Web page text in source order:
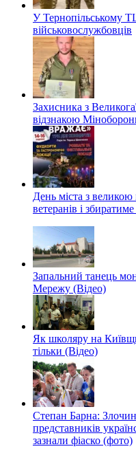
У Тернопільському
військовослужбовців
Захисника з
відзнакою
День міста з великою
ветеранів і
Запальний танець
Мережу (Відео)
Як школяру на
тільки (Відео)
Степан Барна:
представників
зазнали фіаско (фото)